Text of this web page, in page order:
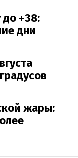
+38:
дни
жары: